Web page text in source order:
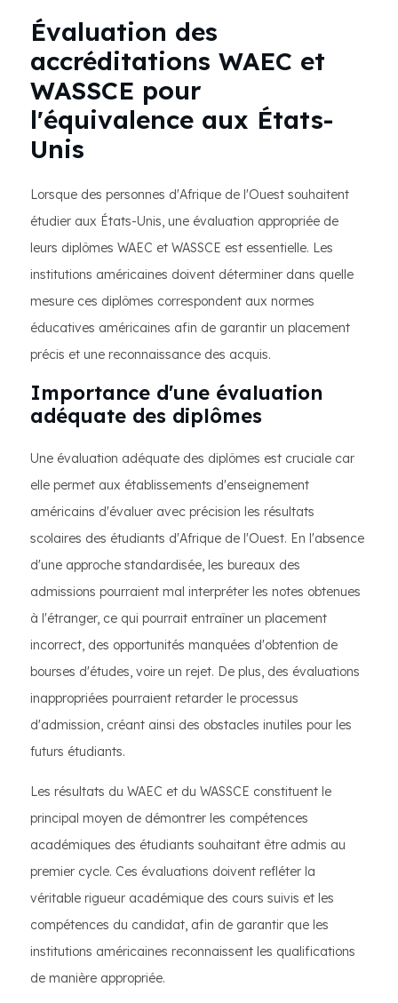
Évaluation des
accréditations WAEC et
WASSCE pour
l'équivalence aux États-
Unis
Lorsque des personnes d'Afrique de l'Ouest souhaitent
étudier aux États-Unis, une évaluation appropriée de
leurs diplômes WAEC et WASSCE est essentielle. Les
institutions américaines doivent déterminer dans quelle
mesure ces diplômes correspondent aux normes
éducatives américaines afin de garantir un placement
précis et une reconnaissance des acquis.
Importance d'une évaluation
adéquate des diplômes
Une évaluation adéquate des diplômes est cruciale car
elle permet aux établissements d'enseignement
américains d'évaluer avec précision les résultats
scolaires des étudiants d'Afrique de l'Ouest. En l'absence
d'une approche standardisée, les bureaux des
admissions pourraient mal interpréter les notes obtenues
à l'étranger, ce qui pourrait entraîner un placement
incorrect, des opportunités manquées d'obtention de
bourses d'études, voire un rejet. De plus, des évaluations
inappropriées pourraient retarder le processus
d'admission, créant ainsi des obstacles inutiles pour les
futurs étudiants.
Les résultats du WAEC et du WASSCE constituent le
principal moyen de démontrer les compétences
académiques des étudiants souhaitant être admis au
premier cycle. Ces évaluations doivent refléter la
véritable rigueur académique des cours suivis et les
compétences du candidat, afin de garantir que les
institutions américaines reconnaissent les qualifications
de manière appropriée.